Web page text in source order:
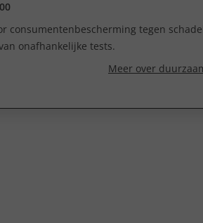
consumentenbescherming tegen
onafhankelijke tests.
Meer over